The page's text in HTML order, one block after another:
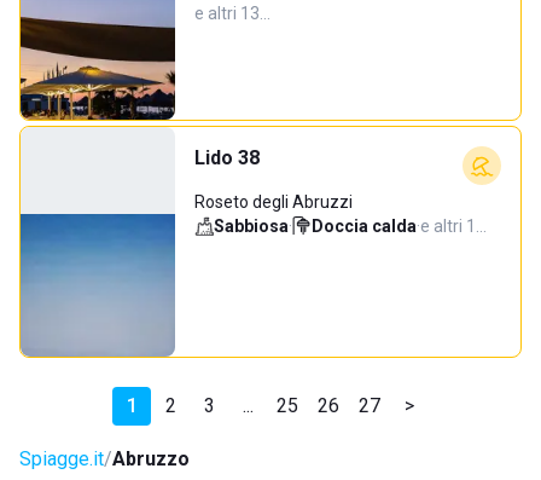
e altri 13…
Lido 38
Roseto degli Abruzzi
Sabbiosa· Doccia calda·e altri 1…
1 2 3 ... 25 26 27 >
Spiagge.it Abruzzo